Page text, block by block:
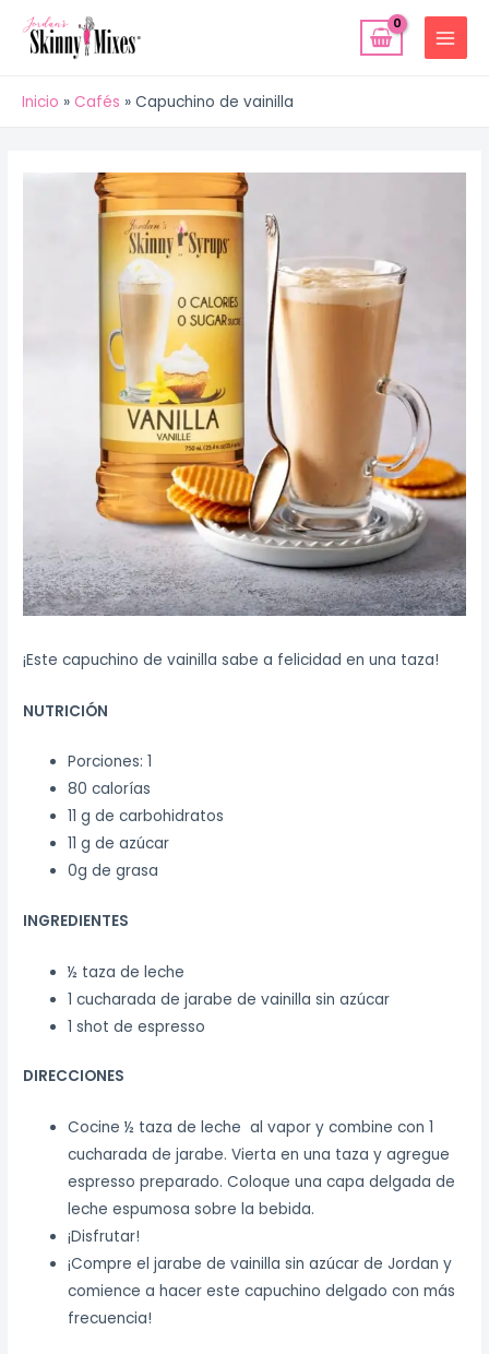
MAIN
MENU
Inicio Cafés Capuchino de vainilla
¡Este capuchino de vainilla sabe a felicidad en una taza!
NUTRICIÓN
Porciones: 1
80 calorías
11 g de carbohidratos
11 g de azúcar
0g de grasa
INGREDIENTES
½ taza de leche
1 cucharada de jarabe de vainilla sin azúcar
1 shot de espresso
DIRECCIONES
Cocine ½ taza de leche al vapor y combine con 1
cucharada de jarabe. Vierta en una taza y agregue
espresso preparado. Coloque una capa delgada de
leche espumosa sobre la bebida.
¡Disfrutar!
¡Compre el jarabe de vainilla sin azúcar de Jordan y
comience a hacer este capuchino delgado con más
frecuencia!
de
entradas